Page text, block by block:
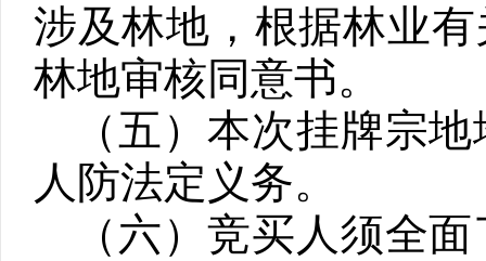
涉及林地，根据林业
林地审核同意书。
（五） 本次挂牌宗
人防法定义务。
（六）竞买人须全